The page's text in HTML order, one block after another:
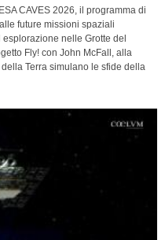
CAVES 2026, il programma di
future missioni spaziali
nelle Grotte del
Fly! con John McFall, alla
Terra simulano le sfide della